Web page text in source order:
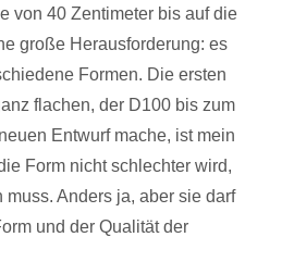
von 40 Zentimeter bis auf die
große Herausforderung: es
Formen. Die ersten
flachen, der D100 bis zum
Entwurf mache, ist mein
Form nicht schlechter wird,
Anders ja, aber sie darf
und der Qualität der